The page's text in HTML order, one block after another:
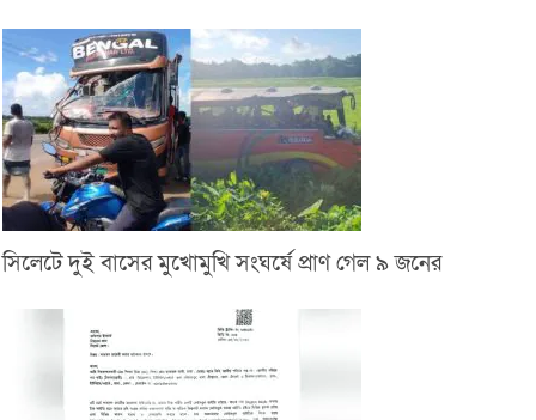
সিলেটে দুই বাসের মুখোমুখি সংঘর্ষে প্রাণ গেল ৯ জনের